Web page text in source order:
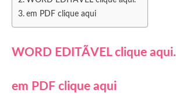
em PDF clique aqui
WORD EDITÃVEL clique aqui.
em PDF clique aqui